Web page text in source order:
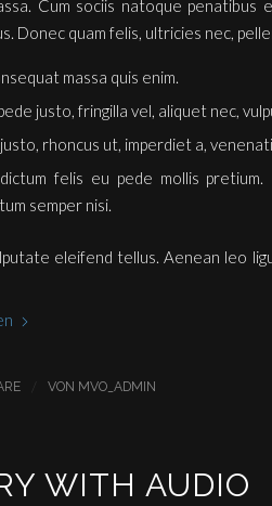
Cum sociis natoque
Donec quam felis, ultricies nec,
massa quis enim.
justo, fringilla vel, aliquet nec,
rhoncus ut, imperdiet a,
felis eu pede mollis
semper nisi.
eleifend tellus. Aenean leo
VON MVO_ADMIN
WITH AUDIO